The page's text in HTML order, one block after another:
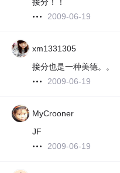
接分！！
2009-06-19
xm1331305
接分也是一种美德。。
2009-06-19
MyCrooner
JF
2009-06-19